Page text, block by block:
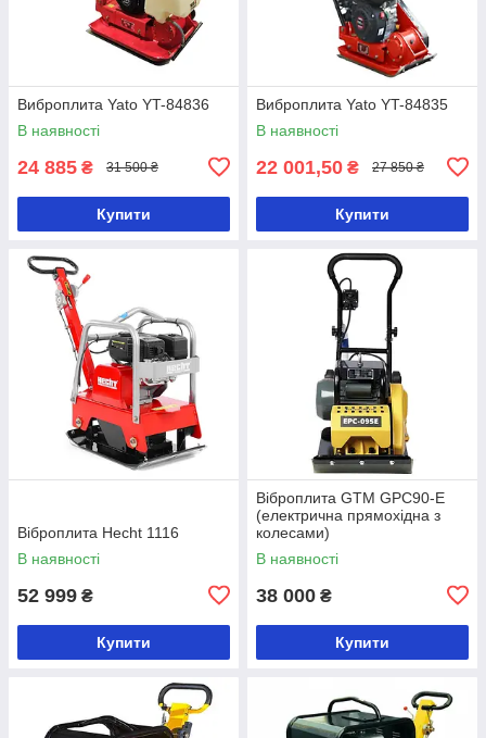
Виброплита Yato YT-84836
В наявності
24 885 ₴ 31 500 ₴
Купити
Виброплита Yato YT-84835
В наявності
22 001,50 ₴ 27 850 ₴
Купити
Віброплита Hecht 1116
В наявності
52 999 ₴
Купити
Віброплита GTM GPC90-E
(електрична прямохідна з
колесами)
В наявності
38 000 ₴
Купити